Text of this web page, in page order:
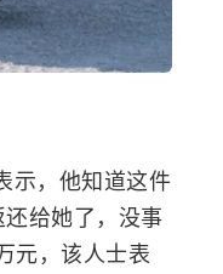
示，他知道这件
给她了，没事
元，该人士表